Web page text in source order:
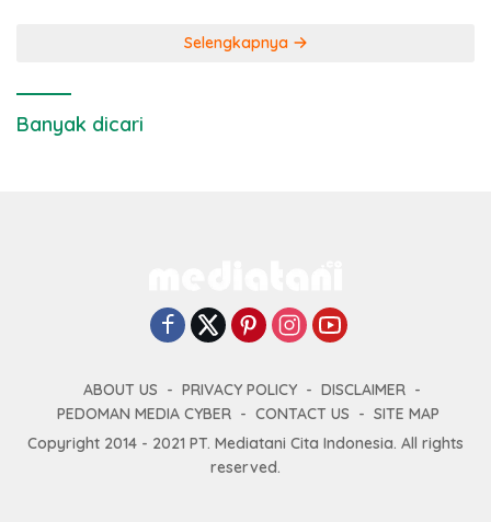
Selengkapnya
Banyak dicari
ABOUT US PRIVACY POLICY
DISCLAIMER
PEDOMAN MEDIA CYBER
CONTACT US
SITE MAP
Copyright 2014 - 2021 PT. Mediatani Cita Indonesia. All rights
reserved.